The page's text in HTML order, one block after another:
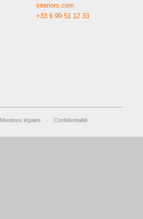
interiors.com
+33 6 99 51 12 33
Mentions légales · Confidentialité